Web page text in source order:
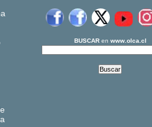
BUSCARen www.olca.cl